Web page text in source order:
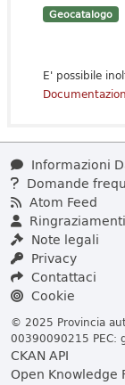
Geocatalogo
E' possibile
Informazioni
Domande
Atom Feed
Ringraziamenti
Note legali
Privacy
Contattaci
Cookie
© 2025 Provincia
00390090215 PEC:
CKAN API
Open Knowledge